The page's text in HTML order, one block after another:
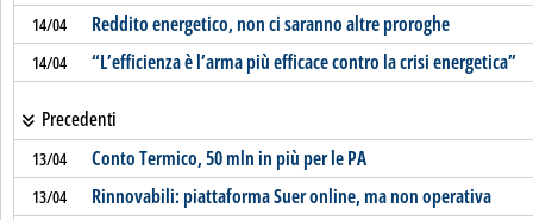
14/04 Reddito energetico, non ci saranno altre proroghe
14/04 “L’efficienza è l’arma più efficace contro la crisi energetica”
Precedenti
13/04 Conto Termico, 50 mln in più per le PA
13/04 Rinnovabili: piattaforma Suer online, ma non operativa